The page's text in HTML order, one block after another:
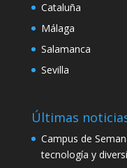
Panel
Panel
panel
Oku
Cataluña
Málaga
Salamanca
Sevilla
Últimas
Campus de
tecnología y